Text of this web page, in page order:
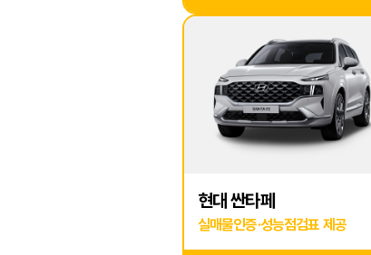
현대 싼타페
실매물인증·성능점검표 제공